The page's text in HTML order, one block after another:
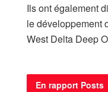
Ils ont également
le développement
West Delta Deep
En rapport Posts